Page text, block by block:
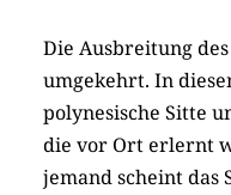
Die Ausbreitung
umgekehrt. In
polynesische Sitte
die vor Ort erlernt
jemand scheint das